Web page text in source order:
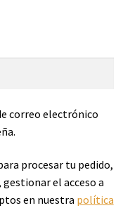
correo electrónico
procesar tu pedido,
el acceso a
en nuestra política